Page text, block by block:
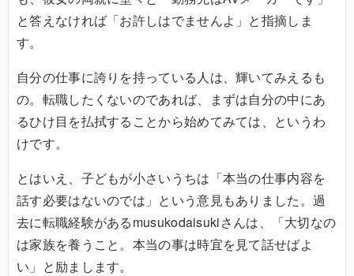
と答えなければ「お許しはでませんよ」と指摘しま
す。
自分の仕事に誇りを持っている人は、輝いてみえるも
の。転職したくないのであれば、まずは自分の中にあ
るひけ目を払拭することから始めてみては、というわ
けです。
とはいえ、子どもが小さいうちは「本当の仕事内容を
話す必要はないのでは」という意見もありました。過
去に転職経験があるmusukodaisukiさんは、「大切なの
は家族を養うこと。本当の事は時宜を見て話せばよ
い」と励まします。